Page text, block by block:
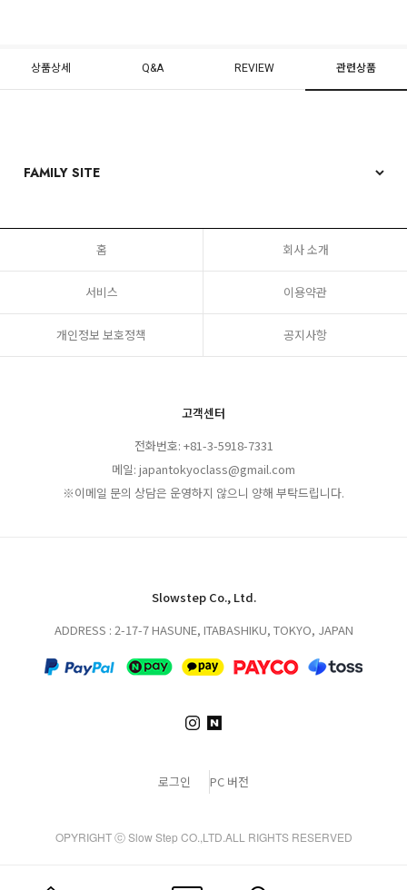
상품상세 Q&A REVIEW 관련상품
홈 회사 소개
서비스 이용약관
개인정보 보호정책 공지사항
고객센터
전화번호: +81-3-5918-7331
메일: japantokyoclass@gmail.com
※이메일 문의 상담은 운영하지 않으니 양해 부탁드립니다.
Slowstep Co., Ltd.
ADDRESS : 2-17-7 HASUNE, ITABASHIKU, TOKYO, JAPAN
로그인 PC 버전
OPYRIGHT ⓒ Slow Step CO.,LTD.ALL RIGHTS RESERVED